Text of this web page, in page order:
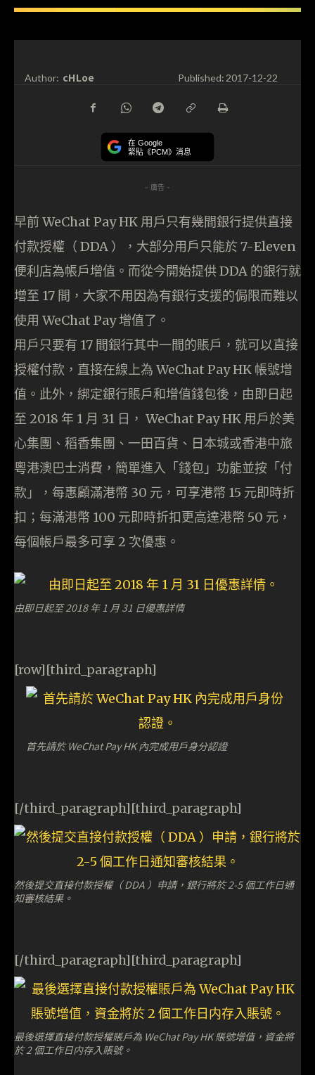
Author: cHLoe Published:2017-12-22
在 Google
緊貼《PCM》消息
- 廣告 -
早前 WeChat Pay HK 用戶只有幾間銀行提供直接
付款授權 （ DDA ）
，大部分用戶只能於 7-Eleven
便利店為帳戶增值。而從今開始提供 DDA 的銀行就
增至 17 間，大家不用因為有銀行支援的侷限而難以
使用 WeChat Pay 增值了。
用戶只要有 17 間銀行其中一間的賬戶，就可以直接
授權付款 ，直接在線上為 WeChat Pay HK 帳號增
值。 此外，綁定銀行賬戶和增值錢包後，由即日起
至 2018 年 1 月 31 日， WeChat Pay HK 用戶於美
心集團、稻香集團、一田百貨、日本城或香港中旅
粵港澳巴士消費，簡單進入「錢包」功能並按「付
款」，每惠顧滿港幣 30 元，可享港幣 15 元即時折
扣；每滿港幣 100 元即時折扣更高達港幣 50 元，
每個帳戶最多可享 2 次優惠。
由即日起至 2018 年 1 月 31 日優惠詳情
[row][third_paragraph]
首先請於 WeChat Pay HK 內完成用戶身分認證
[/third_paragraph][third_paragraph]
然後提交直接付款授權（ DDA ）申請，銀行將於 2-5 個工作日通
知審核結果。
[/third_paragraph][third_paragraph]
最後選擇直接付款授權賬戶為 WeChat Pay HK 賬號增值，資金將
於 2 個工作日内存入賬號。